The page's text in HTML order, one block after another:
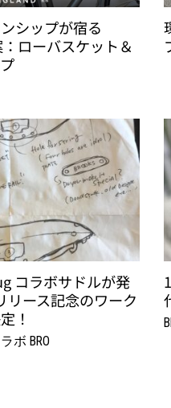
シップが宿る
ローバスケット＆
コラボサドルが発
リース記念のワーク
！
ボ BRO